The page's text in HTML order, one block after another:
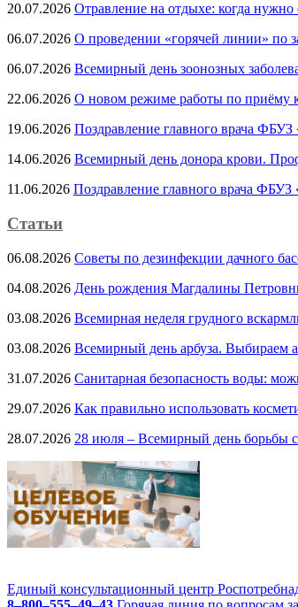
20.07.2026 Отравление на отдыхе: когда
06.07.2026 О проведении «горячей линии» по
06.07.2026 Всемирный день зоонозных
22.06.2026 О новом режиме работы по приёму
19.06.2026 Поздравление главного врача
14.06.2026 Всемирный день донора крови.
11.06.2026 Поздравление главного врача
Статьи
06.08.2026 Советы по дезинфекции дачного
04.08.2026 День рождения Магдалины
03.08.2026 Всемирная неделя грудного
03.08.2026 Всемирный день арбуза. Выбираем
31.07.2026 Санитарная безопасность воды:
29.07.2026 Как правильно использовать
28.07.2026 28 июля – Всемирный день борьбы с
Единый консультационный центр